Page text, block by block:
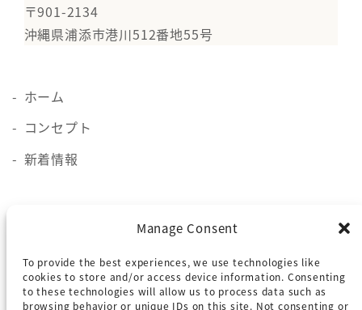
Manage Consent
To provide the best experiences, we use technologies like
cookies to store and/or access device information. Consenting
to these technologies will allow us to process data such as
browsing behavior or unique IDs on this site. Not consenting or
〒901-2134
沖縄県浦添市港川512番地55号
ホーム
コンセプト
新着情報
ロケーション